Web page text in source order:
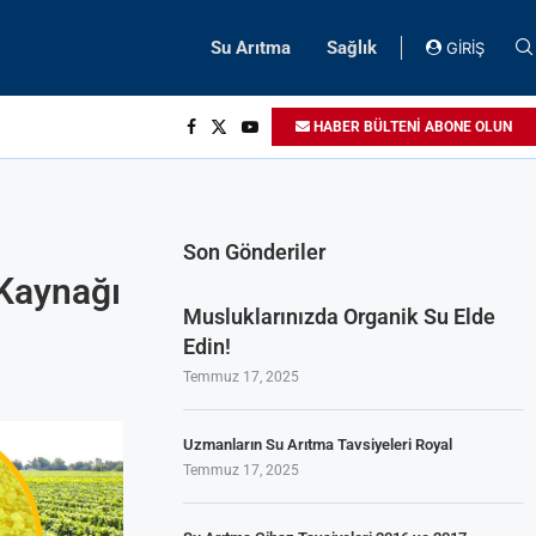
Su Arıtma Sağlık GİRİŞ
HABER BÜLTENİ ABONE OLUN
Son Gönderiler
Musluklarınızda Organik Su Elde
Edin!
Temmuz 17, 2025
Uzmanların Su Arıtma Tavsiyeleri Royal
Temmuz 17, 2025